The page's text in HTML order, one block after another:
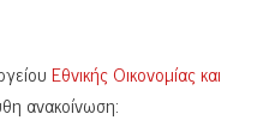
Εθνικής Οικονομίας και
ανακοίνωση: